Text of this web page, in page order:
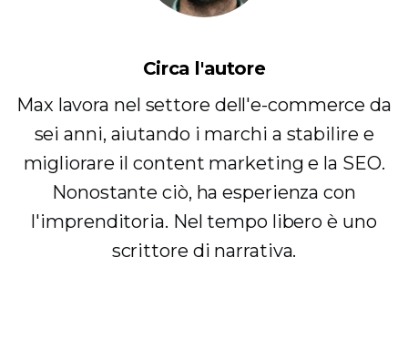
Circa l'autore
Max lavora nel settore dell'e-commerce da
sei anni, aiutando i marchi a stabilire e
migliorare il content marketing e la SEO.
Nonostante ciò, ha esperienza con
l'imprenditoria. Nel tempo libero è uno
scrittore di narrativa.